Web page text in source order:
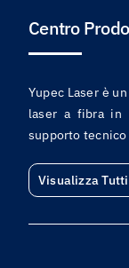
Centro
Yupec Laser è
laser a fibra in
supporto tecnico
Visualizza